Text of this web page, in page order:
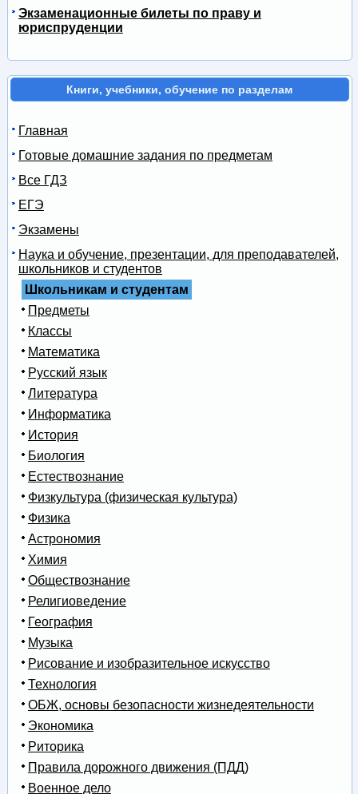
Экзаменационные билеты по праву и
юриспруденции
Книги, учебники, обучение по разделам
Главная
Готовые домашние задания по предметам
Все ГДЗ
ЕГЭ
Экзамены
Наука и обучение, презентации, для преподавателей,
школьников и студентов
Школьникам и студентам
Предметы
Классы
Математика
Русский язык
Литература
Информатика
История
Биология
Естествознание
Физкультура (физическая культура)
Физика
Астрономия
Химия
Обществознание
Религиоведение
География
Музыка
Рисование и изобразительное искусство
Технология
ОБЖ, основы безопасности жизнедеятельности
Экономика
Риторика
Правила дорожного движения (ПДД)
Военное дело